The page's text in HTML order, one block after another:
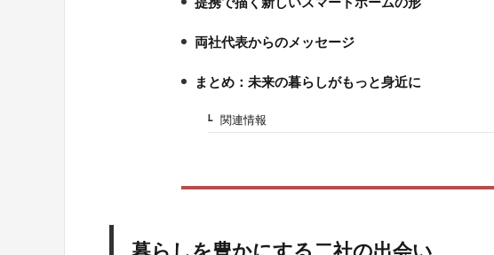
2.
3.
両社代表からのメッセージ
まとめ：未来の暮らしがもっと身近に
4-1.関連情報